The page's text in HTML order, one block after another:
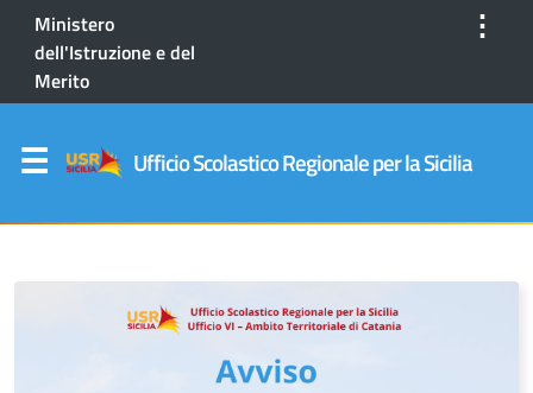
Ministero
dell'Istruzione e del
Merito
⋮
Ufficio Scolastico Regionale per la Sicilia